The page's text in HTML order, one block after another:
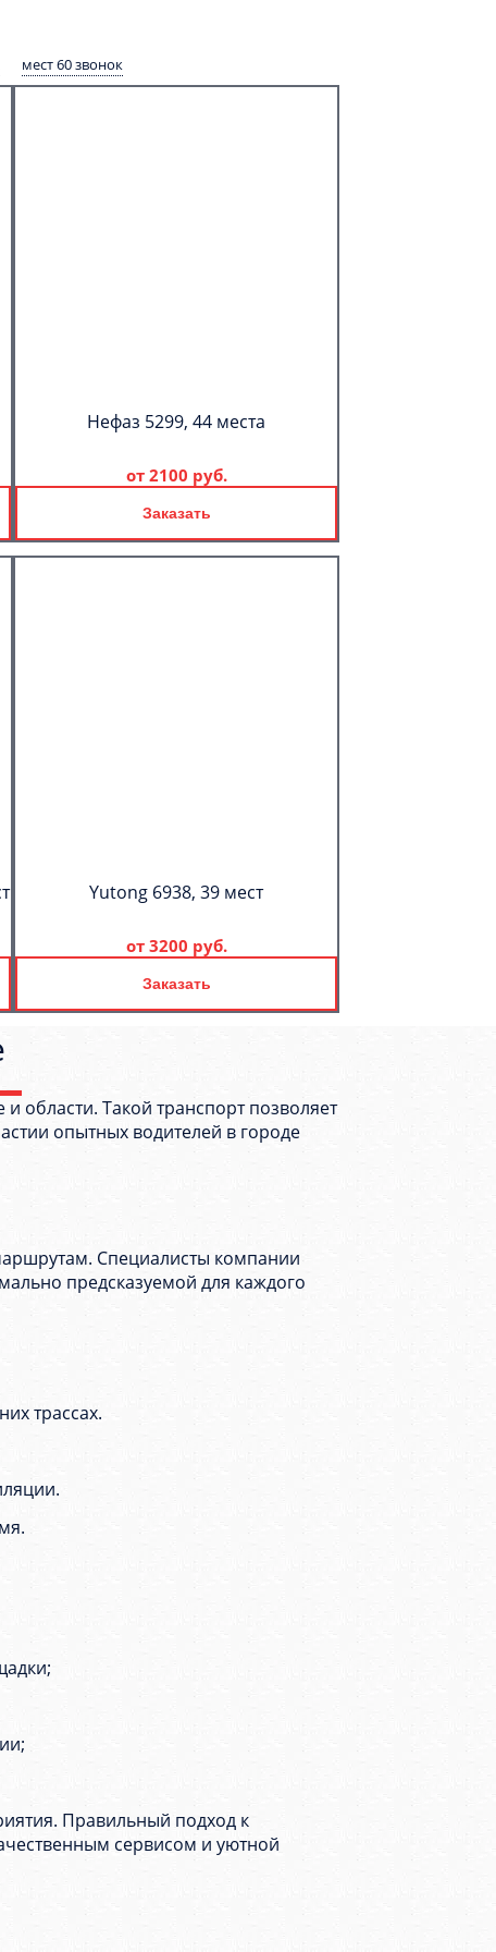
мест 60 звонок
Нефаз 5299, 44 места
от 2100 руб.
Заказать
Yutong 6938, 39 мест
от 3200 руб.
Заказать
области. Такой транспорт позволяет
опытных водителей в городе
Специалисты компании
предсказуемой для каждого
трассах.
Правильный подход к
сервисом и уютной